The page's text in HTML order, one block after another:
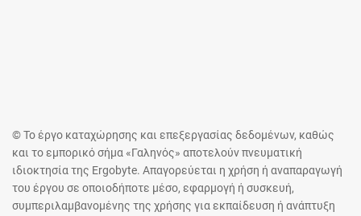
© Το έργο καταχώρησης και επεξεργασίας δεδομένων, καθώς
και το εμπορικό σήμα «Γαληνός» αποτελούν πνευματική
ιδιοκτησία της Ergobyte. Απαγορεύεται η χρήση ή αναπαραγωγή
του έργου σε οποιοδήποτε μέσο, εφαρμογή ή συσκευή,
συμπεριλαμβανομένης της χρήσης για εκπαίδευση ή ανάπτυξη